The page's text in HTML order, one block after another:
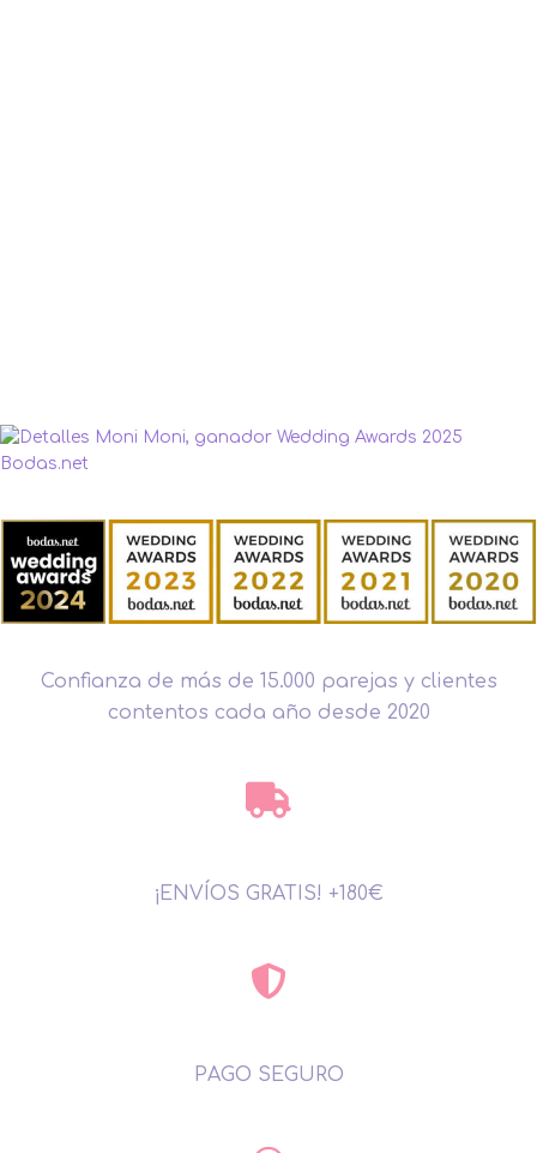
Confianza de más de 15.000 parejas y clientes
contentos cada año desde 2020
¡ENVÍOS GRATIS! +180€
PAGO SEGURO